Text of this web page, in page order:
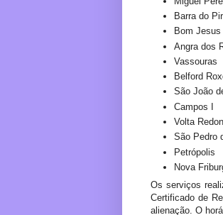
Barra do
Bom
Angra dos
Vassouras
Belford
São João
Campos I
Volta
São Pedro
Petrópolis
Nova
Os serviços
Certificado de
alienação. O